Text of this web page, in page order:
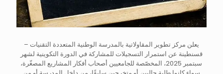
يعلن مركز تطوير المقاولاتية بالمدرسة الوطنية المتعددة التقنيات –
قسنطينة عن استمرار التسجيلات للمشاركة في الدورة التكوينية لشهر
سبتمبر 2025، المخصّصة للجامعيين أصحاب أفكار المشاريع المصغّرة،